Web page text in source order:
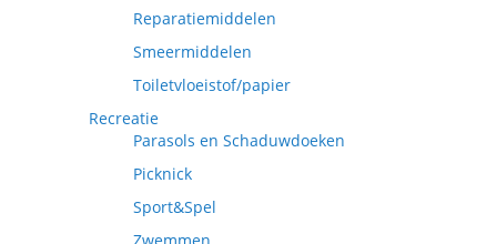
Reparatiemiddelen
Smeermiddelen
Toiletvloeistof/papier
Recreatie
Parasols en Schaduwdoeken
Picknick
Sport&Spel